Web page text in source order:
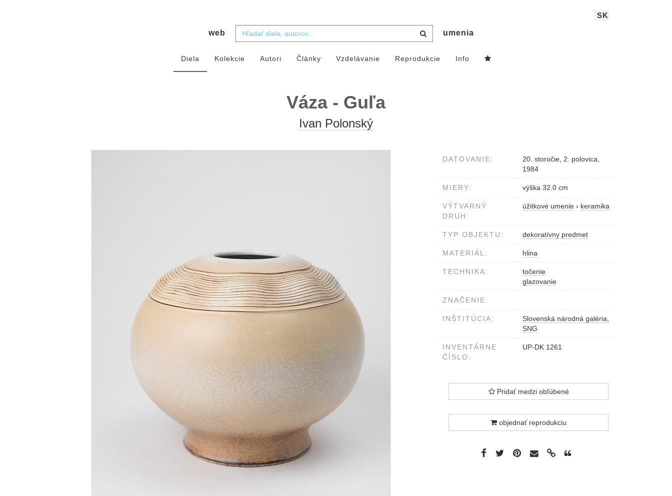
SK
web umenia
Diela Kolekcie Autori Články Vzdelávanie Reprodukcie Info
Váza - Guľa
Ivan Polonský
DATOVANIE:
20. storočie, 2. polovica,
1984
MIERY: výška 32.0 cm
VÝTVARNÝ
DRUH:
úžitkové umenie › keramika
TYP OBJEKTU: dekoratívny predmet
MATERIÁL: hlina
TECHNIKA:
točenie
glazovanie
ZNAČENIE:
INŠTITÚCIA:
Slovenská národná galéria,
SNG
INVENTÁRNE
ČÍSLO:
UP-DK 1261
Pridať medzi obľúbené
objednať reprodukciu